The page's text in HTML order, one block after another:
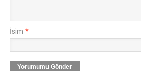
İsim *
Yorumumu Gönder